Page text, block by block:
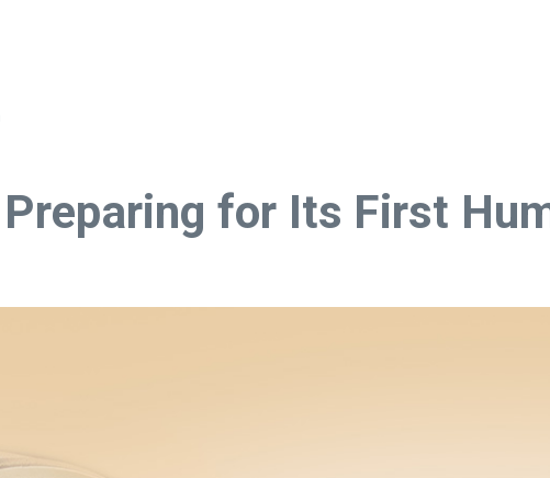
for Its First